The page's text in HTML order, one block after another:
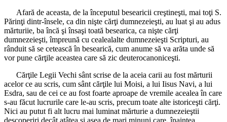
Afară de aceasta, de la începutul besearicii creştineşti, mai toţi S.
Părinţi dintr-însele, ca din nişte cărţi dumnezeieşti, au luat şi au adus
mărturiie, ba încă şi însaşi toată besearica, ca nişte cărţi
dumnezeieşti, împreună cu cealealalte dumnezeieşti Scripturi, au
rânduit să se cetească în besearică, cum anume să va arăta unde să
vor pune cărţile aceastea care să zic deuterocanoniceşti.
Cărţile Legii Vechi sânt scrise de la aceia carii au fost mărturii
acelor ce au scris, cum sânt cărţile lui Moisi, a lui Iisus Navi, a lui
Esdra, sau de cei ce au fost foarte aproape de vremile acealea în care
s-au făcut lucrurile care le-au scris, precum toate alte istoriceşti cărţi.
Nici au putut fi alt lucru mai luminat mărturie a dumnezeieştii
descoperiri decât atâtea şi aşea de mari minuni care, înaintea